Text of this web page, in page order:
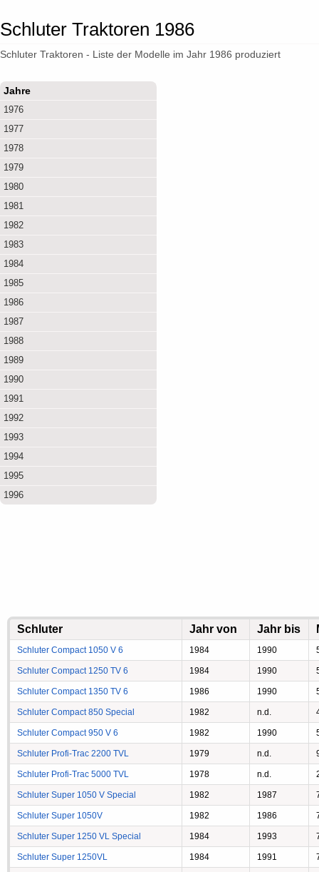
Schluter Traktoren 1986
Schluter Traktoren - Liste der Modelle im Jahr 1986 produziert
Jahre
1976
1977
1978
1979
1980
1981
1982
1983
1984
1985
1986
1987
1988
1989
1990
1991
1992
1993
1994
1995
1996
Schluter Jahr von Jahr bis
Schluter Compact 1050 V 6 1984 1990
Schluter Compact 1250 TV 6 1984 1990
Schluter Compact 1350 TV 6 1986 1990
Schluter Compact 850 Special 1982 n.d.
Schluter Compact 950 V 6 1982 1990
Schluter Profi-Trac 2200 TVL 1979 n.d.
Schluter Profi-Trac 5000 TVL 1978 n.d.
Schluter Super 1050 V Special 1982 1987
Schluter Super 1050V 1982 1986
Schluter Super 1250 VL Special 1984 1993
Schluter Super 1250VL 1984 1991